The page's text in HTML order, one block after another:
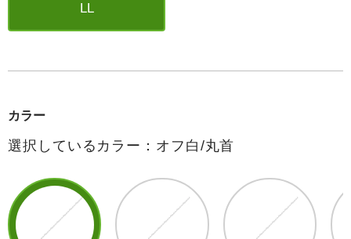
LL
カラー
選択しているカラー：オフ白/丸首